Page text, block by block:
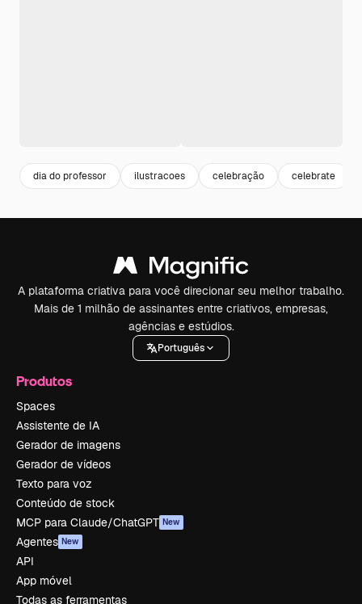
dia do professor ilustracoes celebração celebrate
A plataforma criativa para você direcionar seu melhor trabalho.
Mais de 1 milhão de assinantes entre criativos, empresas,
agências e estúdios.
Português
Produtos
Spaces
Assistente de IA
Gerador de imagens
Gerador de vídeos
Texto para voz
Conteúdo de stock
MCP para Claude/ChatGPT New
Agentes New
API
App móvel
Todas as ferramentas